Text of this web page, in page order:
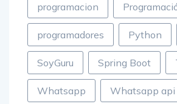
programacion
programadores Python
SoyGuru Spring Boot